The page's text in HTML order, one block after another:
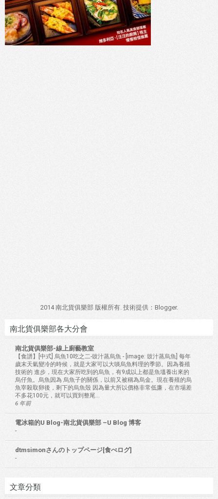
2014 南北貨俱樂部 版權所有. 技術提供： Blogger.
南北貨俱樂部各大分會
南北貨俱樂部-線上廚藝教室
【食譜】[中式] 烏魚10吃之二-豉汁蒸烏魚 - [image: 豉汁蒸烏魚] 每年
歲末天氣變冷的時候，就是大家可以大啖烏魚料理的季節。因為養殖
技術的 進步，現在大家所吃到的烏魚，有9成以上都是魚塭養出來的
烏仔魚。烏魚因為 烏魚子的關係，以前又被稱為烏金。現在養殖的烏
魚宰殺取卵後，剩下的烏魚殼 因為量大所以價格非常低廉，在市場差
不多花100元，就可以買到整尾...
6 年前
電冰箱的U Blog-南北貨俱樂部 –U Blog 博客
-
dtmsimonさんのトップページ[食べログ]
-
文章分類